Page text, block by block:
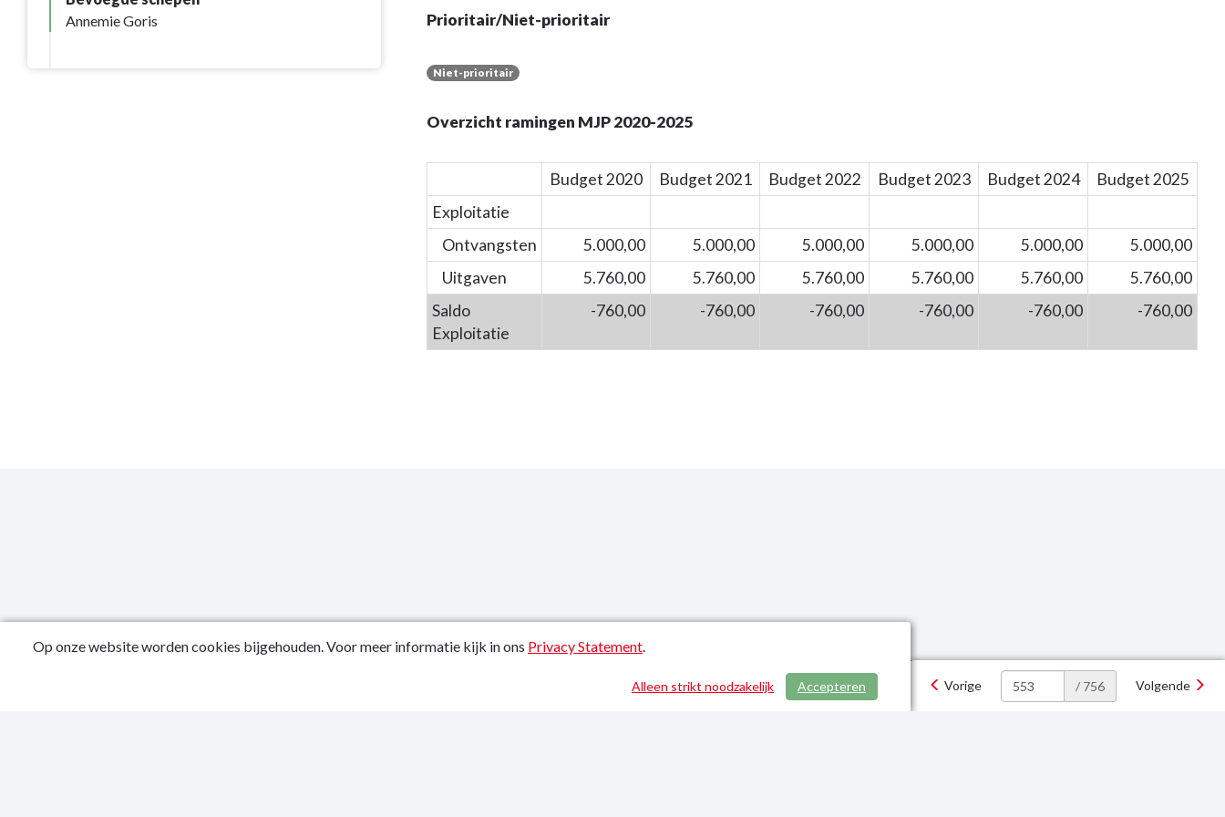
Annemie Goris
Prioritair/Niet-prioritair
Niet-prioritair
Overzicht ramingen MJP 2020-2025
Budget 2020 Budget 2021 Budget 2022 Budget 2023 Budget 2024
Budget 2025
Exploitatie
Ontvangsten
5.000,00 5.000,00 5.000,00 5.000,00 5.000,00
5.000,00
Uitgaven
5.760,00 5.760,00 5.760,00 5.760,00 5.760,00
5.760,00
Saldo
Exploitatie
-760,00 -760,00 -760,00 -760,00 -760,00 -760,00
Vorige / 756 Volgende
Op onze website worden cookies bijgehouden. Voor meer informatie kijk in ons Privacy Statement.
Accepteren
Alleen strikt noodzakelijk